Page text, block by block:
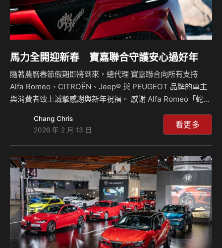
馬力全開迎新春 寶嘉聯合守護安心過好年
隨著農曆春節假期即將到來，總代理 寶嘉聯合向所有支持
Alfa Romeo、CITROËN、Jeep® 與 PEUGEOT 品牌的車主
與消費者致上誠摯感謝與新年祝福。 感謝 Alfa Romeo「蛇
對品牌的信任與支持，陪伴寶嘉聯合共同走過充滿挑戰與成長
的一年。 迎接 2026 丙午馬年，寶嘉聯合期盼持續與所有車主
並肩前行，祝福大家 行車平安、闔家安康、萬事順遂，開啟
嶄新一年多元精彩的移動生活。 安心返鄉出遊｜行前車輛檢
查不可忽略 農曆春節假期返鄉與旅遊車流增加，長途駕駛與
高速行駛比例提升，車輛負荷相對提高。寶嘉聯合提醒車主…
Chang Chris
2026 年 2 月 13 日
看更多